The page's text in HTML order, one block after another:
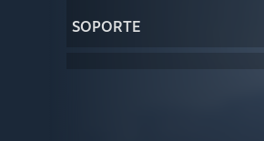
SOPORTE